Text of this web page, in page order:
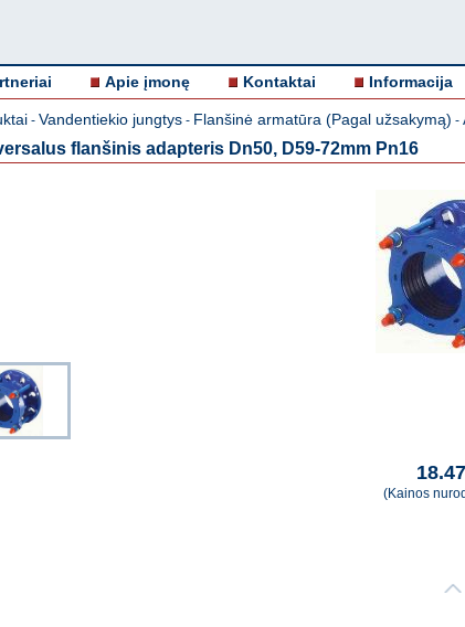
Apie įmonę Kontaktai Informacija
- Vandentiekio jungtys - Flanšinė armatūra (Pagal užsakymą) -
flanšinis adapteris Dn50, D59-72mm Pn16
(Kainos